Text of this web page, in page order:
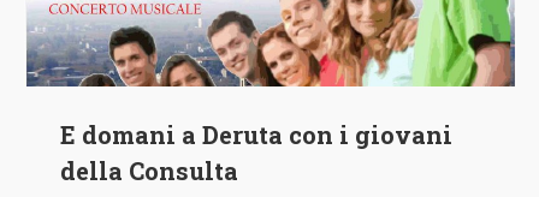
E domani a Deruta con i giovani
della Consulta